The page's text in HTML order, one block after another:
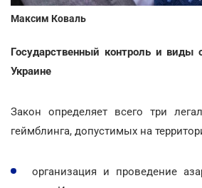
Максим Коваль
Государственный контроль и виды
Украине
Закон определяет всего три
геймблинга, допустимых на
организация и проведение